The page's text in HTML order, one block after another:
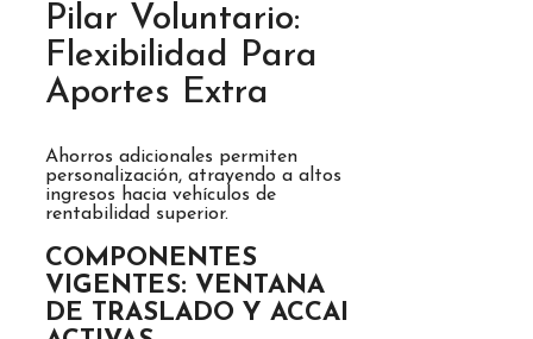
Pilar Voluntario:
Flexibilidad Para
Aportes Extra
Ahorros adicionales permiten
personalización, atrayendo a altos
ingresos hacia vehículos de
rentabilidad superior.
COMPONENTES
VIGENTES: VENTANA
DE TRASLADO Y ACCAI